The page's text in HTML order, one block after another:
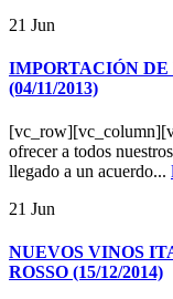
21 Jun
IMPORTACIÓN
(04/11/2013)
ofrecer a todos
llegado a un acuerdo...
21 Jun
NUEVOS VINOS
ROSSO (15/12/2014)